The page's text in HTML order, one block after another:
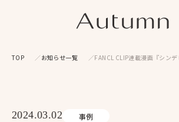
TOP お知らせ一覧 FANCL CLIP連載漫画『シン
2024.03.02 事例